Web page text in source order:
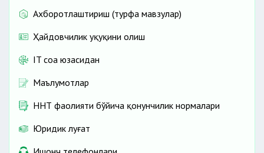
Ахборотлаштириш (турфа мавзулар)
Ҳайдовчилик ҳуқуқини олиш
IT соҳа юзасидан
Маълумотлар
ННТ фаолияти бўйича қонунчилик нормалари
Юридик луғат